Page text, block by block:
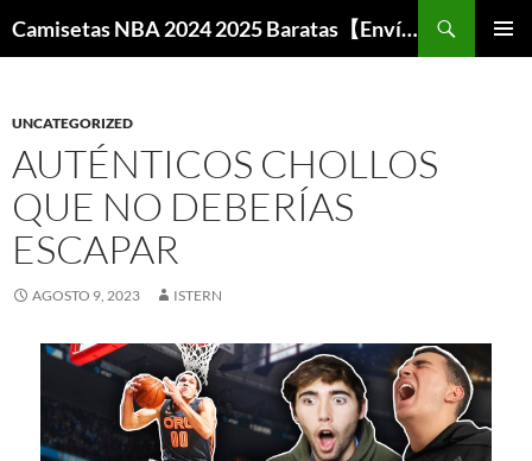
Camisetas NBA 2024 2025 Baratas【Envío Gratis】
UNCATEGORIZED
AUTÉNTICOS CHOLLOS
QUE NO DEBERÍAS
ESCAPAR
AGOSTO 9, 2023 ISTERN